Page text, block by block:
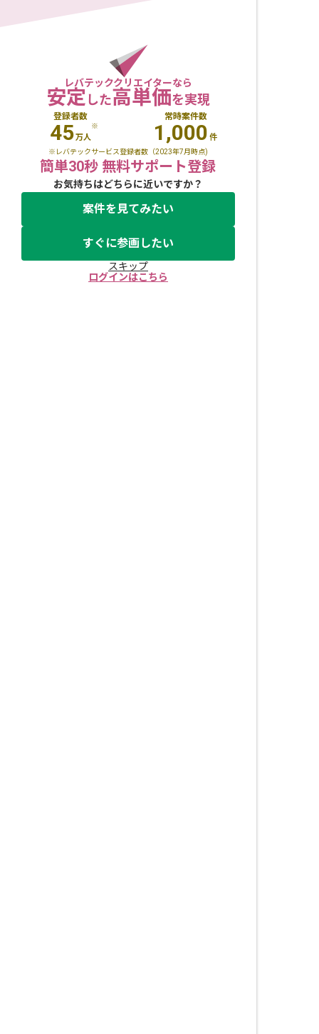
レバテッククリエイターなら
安定した高単価を実現
登録者数
45万人
※
常時案件数
1,000 件
※レバテックサービス登録者数（2023年7月時点)
簡単30秒 無料サポート登録
お気持ちはどちらに近いですか？
案件を見てみたい
すぐに参画したい
スキップ
ログインはこちら